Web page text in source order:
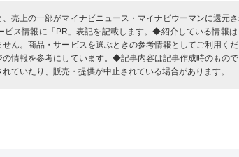
売上の一部がマイナビニュース・マイナビウーマンに還元
ビス情報に「PR」表記を記載します。◆紹介している情報
ん。商品・サービスを選ぶときの参考情報としてご利用く
情報を参考にしています。◆記事内容は記事作成時のもの
ていたり、販売・提供が中止されている場合があります。